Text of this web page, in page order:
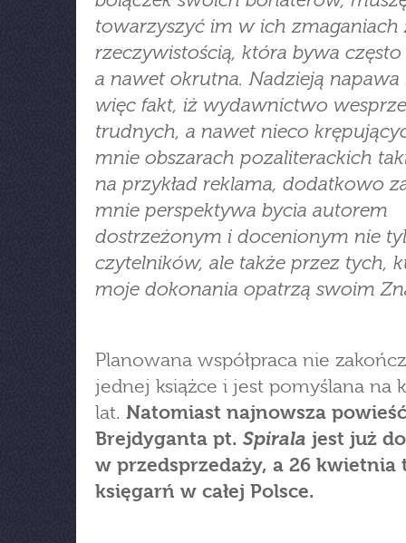
towarzyszyć im w ich zmaganiach
rzeczywistością, która bywa
a nawet okrutna. Nadzieją napawa
więc fakt, iż wydawnictwo
trudnych, a nawet nieco
mnie obszarach pozaliterackich
na przykład reklama, dodatkowo
mnie perspektywa bycia autorem
dostrzeżonym i docenionym nie
czytelników, ale także przez tych,
moje dokonania opatrzą swoim
Planowana współpraca nie
jednej książce i jest pomyślana na
lat. Natomiast najnowsza
Brejdyganta pt. Spirala jest już
w przedsprzedaży, a 26 kwietnia
księgarń w całej Polsce.